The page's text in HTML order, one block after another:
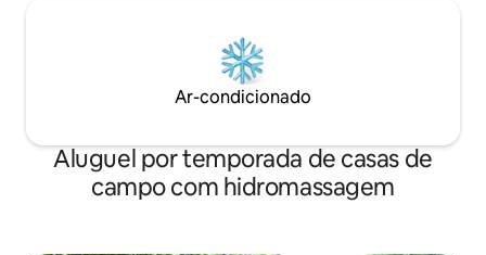
Ar-condicionado
Aluguel por temporada de casas de
campo com hidromassagem